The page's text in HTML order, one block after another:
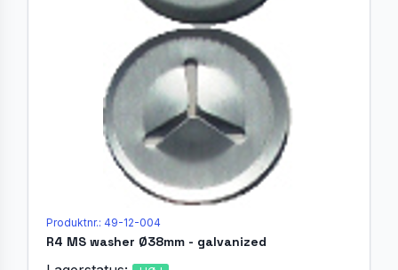
Produktnr.: 49-12-004
R4 MS washer Ø38mm - galvanized